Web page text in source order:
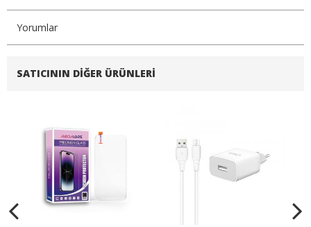
Yorumlar
SATICININ DIĞER ÜRÜNLERI